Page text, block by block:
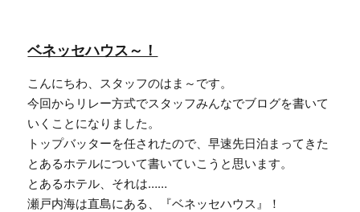
ベネッセハウス～！
こんにちわ、スタッフのはま～です。
今回からリレー方式でスタッフみんなでブログを書いて
いくことになりました。
トップバッターを任されたので、早速先日泊まってきた
とあるホテルについて書いていこうと思います。
とあるホテル、それは……
瀬戸内海は直島にある、『ベネッセハウス』！